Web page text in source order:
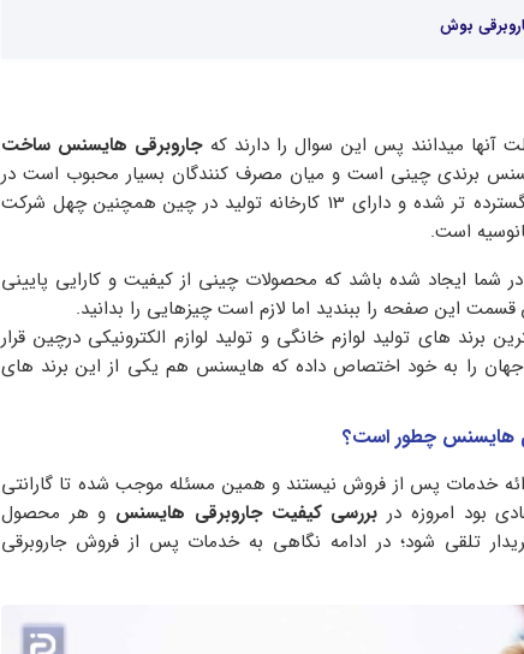
بوش
آنها میدانند پس این سوال را دارند کهجاروبرقی هایسنس ساخت
برندی چینی است و میان مصرف کنندگان بسیار محبوب است در
همین راستا محدوده فعالیت این برند گسترده تر شده و دارای 13 کارخانه تولید در چین همچنین چهل شرکت
است.
ایجاد شده باشد که محصولات چینی از کیفیت و کارایی پایینی
این صفحه را ببندید اما لازم است چیزهایی را بدانید.
برند های تولید لوازم خانگی و تولید لوازم الکترونیکی درچین قرار
جهان را به خود اختصاص داده که هایسنس هم یکی از این برند های
هایسنس چطور است؟
خدمات پس از فروش نیستند و همین مسئله موجب شده تا گارانتی
بود امروزه در بررسی کیفیت جاروبرقی هایسنس و هر محصول
تلقی شود؛ در ادامه نگاهی به خدمات پس از فروش جاروبرقی